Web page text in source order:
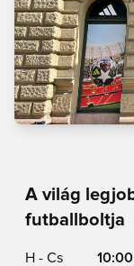
A világ
futballboltja
H - Cs